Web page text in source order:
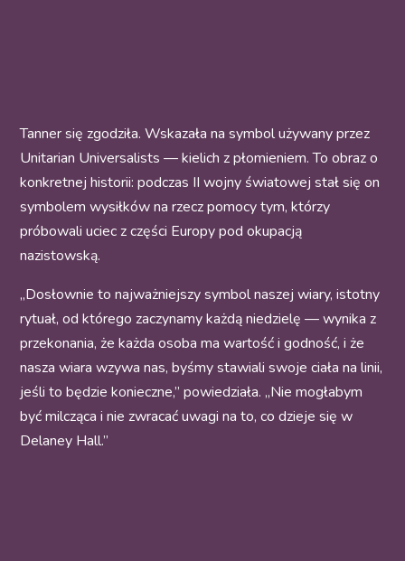
Tanner się zgodziła. Wskazała na symbol używany przez
Unitarian Universalists — kielich z płomieniem. To obraz o
konkretnej historii: podczas II wojny światowej stał się on
symbolem wysiłków na rzecz pomocy tym, którzy
próbowali uciec z części Europy pod okupacją
nazistowską.
„Dosłownie to najważniejszy symbol naszej wiary, istotny
rytuał, od którego zaczynamy każdą niedzielę — wynika z
przekonania, że każda osoba ma wartość i godność, i że
nasza wiara wzywa nas, byśmy stawiali swoje ciała na linii,
jeśli to będzie konieczne,” powiedziała. „Nie mogłabym
być milcząca i nie zwracać uwagi na to, co dzieje się w
Delaney Hall.”